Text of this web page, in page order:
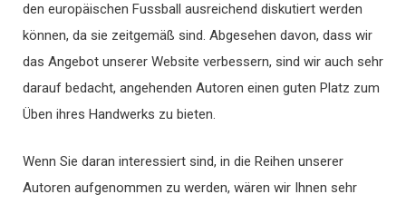
den europäischen Fussball ausreichend diskutiert werden
können, da sie zeitgemäß sind. Abgesehen davon, dass wir
das Angebot unserer Website verbessern, sind wir auch sehr
darauf bedacht, angehenden Autoren einen guten Platz zum
Üben ihres Handwerks zu bieten.
Wenn Sie daran interessiert sind, in die Reihen unserer
Autoren aufgenommen zu werden, wären wir Ihnen sehr